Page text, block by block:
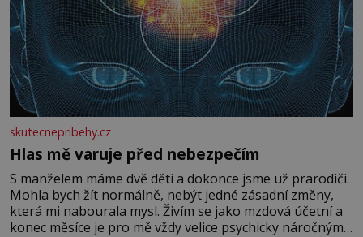
skutecnepribehy.cz
Hlas mě varuje před nebezpečím
S manželem máme dvě děti a dokonce jsme už prarodiči.
Mohla bych žít normálně, nebýt jedné zásadní změny,
která mi nabourala mysl. Živím se jako mzdová účetní a
konec měsíce je pro mě vždy velice psychicky náročným